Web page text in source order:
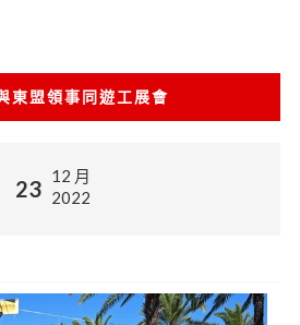
東盟領事同遊工展會
23 12 月
2022